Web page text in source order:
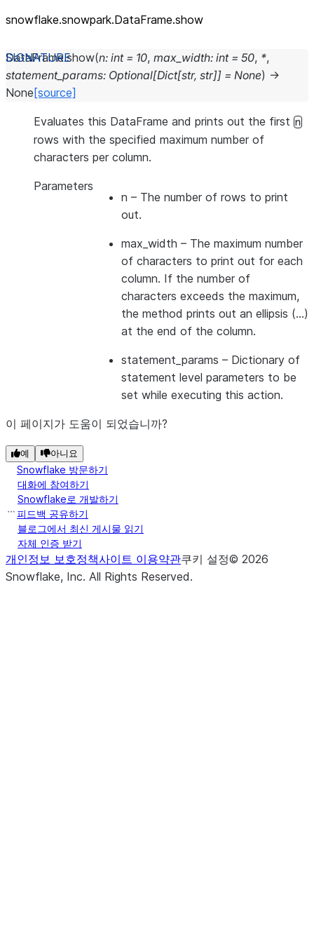
snowflake.snowpark.DataFrame.show
DataFrame.show(n: int = 10, max_width: int = 50, *,
statement_params: Optional[Dict[str, str]] = None) →
None [source]
Evaluates this DataFrame and prints out the first n
rows with the specified maximum number of
characters per column.
Parameters
n – The number of rows to print
out.
max_width – The maximum number
of characters to print out for each
column. If the number of
characters exceeds the maximum,
the method prints out an ellipsis (…)
at the end of the column.
statement_params – Dictionary of
statement level parameters to be
set while executing this action.
이 페이지가 도움이 되었습니까?
예 아니요
Snowflake 방문하기
대화에 참여하기
Snowflake로 개발하기
피드백 공유하기
블로그에서 최신 게시물 읽기
자체 인증 받기
개인정보 보호정책사이트 이용약관쿠키 설정© 2026
Snowflake, Inc. All Rights Reserved.